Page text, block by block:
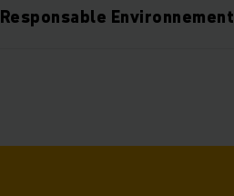
Responsable Environnement